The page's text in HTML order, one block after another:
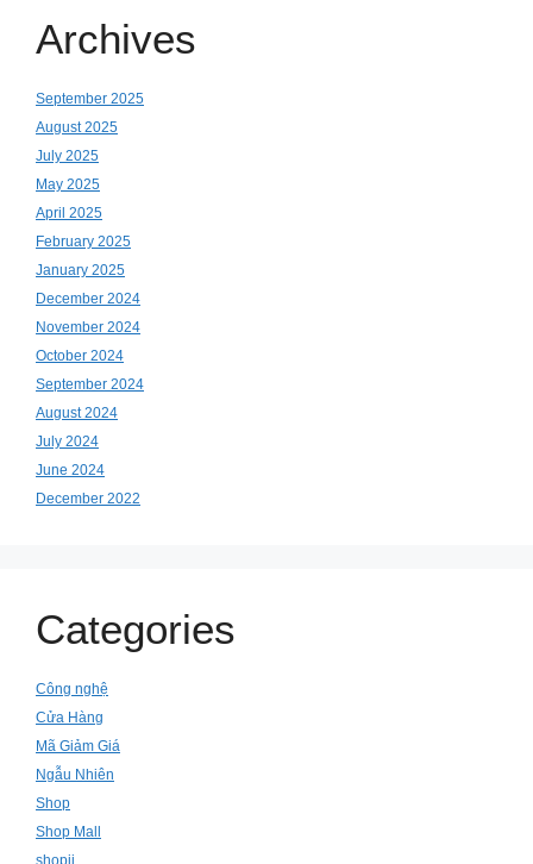
Archives
September 2025
August 2025
July 2025
May 2025
April 2025
February 2025
January 2025
December 2024
November 2024
October 2024
September 2024
August 2024
July 2024
June 2024
December 2022
Categories
Công nghệ
Cửa Hàng
Mã Giảm Giá
Ngẫu Nhiên
Shop
Shop Mall
shopii